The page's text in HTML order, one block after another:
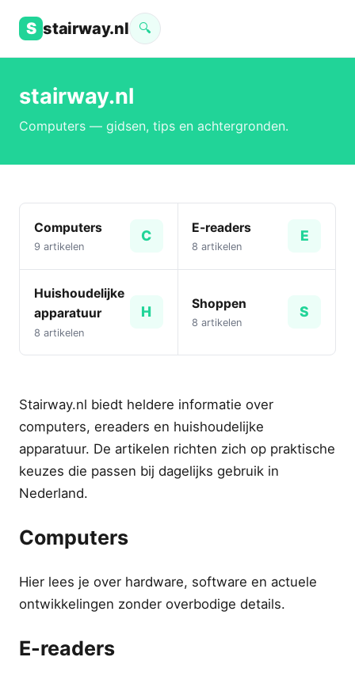
S stairway.nl 🔍
stairway.nl
Computers — gidsen, tips en achtergronden.
Computers
9 artikelen
C
E-readers
8 artikelen
E
Huishoudelijke
apparatuur
8 artikelen
H
Shoppen
8 artikelen
S
Stairway.nl biedt heldere informatie over
computers, ereaders en huishoudelijke
apparatuur. De artikelen richten zich op praktische
keuzes die passen bij dagelijks gebruik in
Nederland.
Computers
Hier lees je over hardware, software en actuele
ontwikkelingen zonder overbodige details.
E-readers